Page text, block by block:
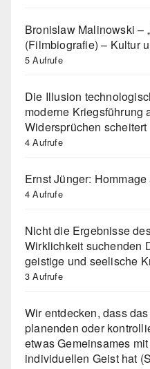
Bronislaw Malinowski –
(Filmbiografie) – Kultur
5 Aufrufe
Die Illusion
moderne Kriegsführung
Widersprüchen scheitert
4 Aufrufe
Ernst Jünger:
4 Aufrufe
Nicht die Ergebnisse
Wirklichkeit suchenden
geistige und seelische
3 Aufrufe
Wir entdecken, dass
planenden oder
etwas Gemeinsames
individuellen Geist hat